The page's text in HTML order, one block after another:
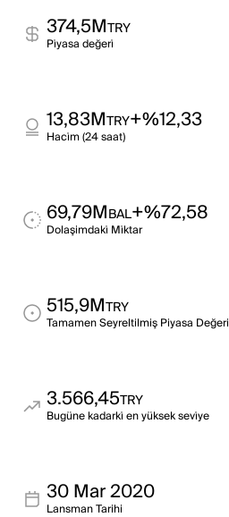
374,5MTRY
Pi̇yasa değeri̇
13,83MTRY+%12,33
Haci̇m (24 saat)
69,79MBAL+%72,58
Dolaşimdaki̇ Mi̇ktar
515,9MTRY
Tamamen Seyreltilmiş Piyasa Değeri
3.566,45TRY
Bugüne kadarki̇ en yüksek sevi̇ye
30 Mar 2020
Lansman Tarihi